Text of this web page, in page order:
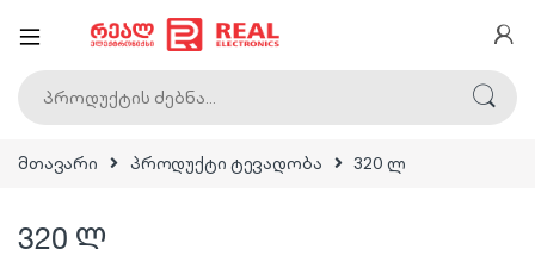
მთავარი პროდუქტი ტევადობა 320 ლ
320 ლ